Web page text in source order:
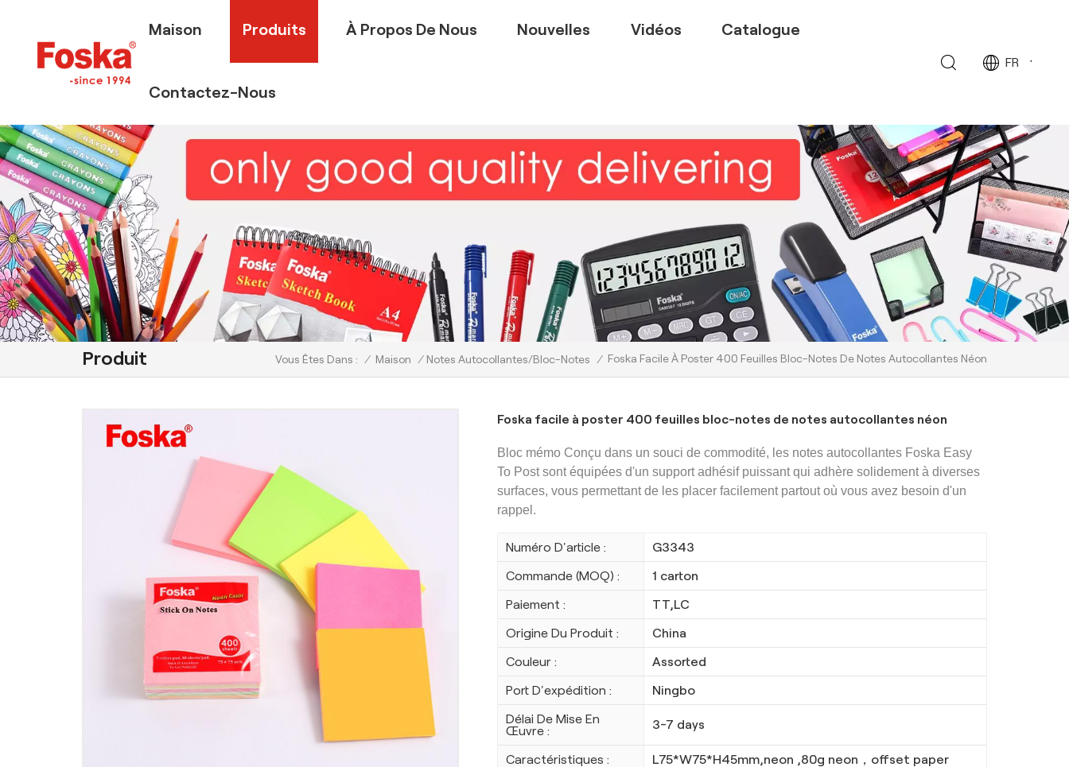
Maison Produits À Propos De Nous Nouvelles Vidéos Catalogue
Contactez-Nous
FR
Produit Vous Êtes Dans : / Maison / Notes Autocollantes/bloc-Notes / Foska Facile À Poster 400 Feuilles Bloc-Notes De Notes Autocollantes Néon
Foska facile à poster 400 feuilles bloc-notes de notes autocollantes néon
Bloc mémo Conçu dans un souci de commodité, les notes autocollantes Foska Easy
To Post sont équipées d'un support adhésif puissant qui adhère solidement à diverses
surfaces, vous permettant de les placer facilement partout où vous avez besoin d'un
rappel.
Numéro D'article : G3343
Commande (MOQ) : 1 carton
Paiement : TT,LC
Origine Du Produit : China
Couleur : Assorted
Port D'expédition : Ningbo
Délai De Mise En
Œuvre :
3-7 days
Caractéristiques : L75*W75*H45mm,neon ,80g neon，offset paper